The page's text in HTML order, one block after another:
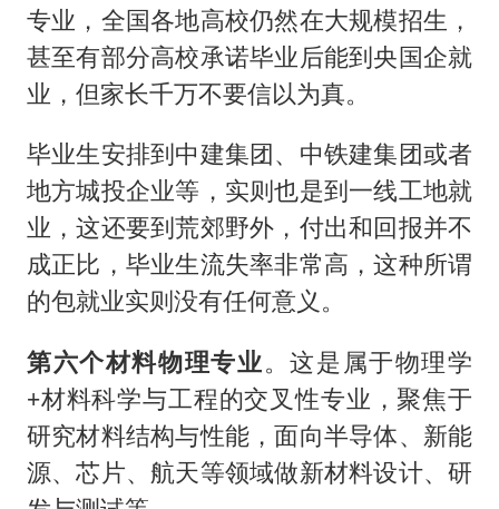
专业，全国各地高校仍然在大规模招生，
甚至有部分高校承诺毕业后能到央国企就
业，但家长千万不要信以为真。
毕业生安排到中建集团、中铁建集团或者
地方城投企业等，实则也是到一线工地就
业，这还要到荒郊野外，付出和回报并不
成正比，毕业生流失率非常高，这种所谓
的包就业实则没有任何意义。
第六个材料物理专业。这是属于物理学
+材料科学与工程的交叉性专业，聚焦于
研究材料结构与性能，面向半导体、新能
源、芯片、航天等领域做新材料设计、研